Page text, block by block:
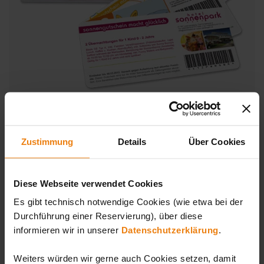
Zustimmung Details Über Cookies
Diese Webseite verwendet Cookies
Es gibt technisch notwendige Cookies (wie etwa bei der
Durchführung einer Reservierung), über diese
informieren wir in unserer Datenschutzerklärung.
Weiters würden wir gerne auch Cookies setzen, damit
Jetzt bestellen & ausdrucken
Zum Newsletter anmelden
Melden Sie sich jetzt zum Newsletter der Sonnentherme
an und verpassen Sie damit keine Neuigkeiten.
Anrede *